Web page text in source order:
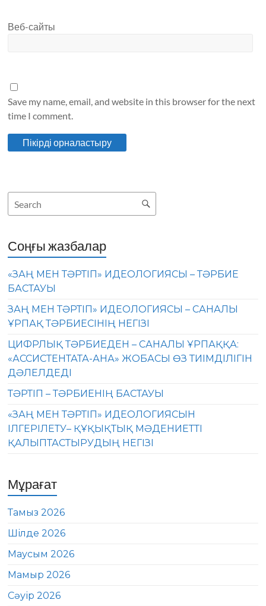
Веб-сайты
Save my name, email, and website in this browser for the next
time I comment.
Соңғы жазбалар
«ЗАҢ МЕН ТӘРТІП» ИДЕОЛОГИЯСЫ – ТӘРБИЕ
БАСТАУЫ
ЗАҢ МЕН ТӘРТІП» ИДЕОЛОГИЯСЫ – САНАЛЫ
ҰРПАҚ ТӘРБИЕСІНІҢ НЕГІЗІ
ЦИФРЛЫҚ ТӘРБИЕДЕН – САНАЛЫ ҰРПАҚҚА:
«АССИСТЕНТАТА-АНА» ЖОБАСЫ ӨЗ ТИІМДІЛІГІН
ДӘЛЕЛДЕДІ
ТӘРТІП – ТӘРБИЕНІҢ БАСТАУЫ
«ЗАҢ МЕН ТӘРТІП» ИДЕОЛОГИЯСЫН
ІЛГЕРІЛЕТУ– ҚҰҚЫҚТЫҚ МӘДЕНИЕТТІ
ҚАЛЫПТАСТЫРУДЫҢ НЕГІЗІ
Мұрағат
Тамыз 2026
Шілде 2026
Маусым 2026
Мамыр 2026
Сәуір 2026